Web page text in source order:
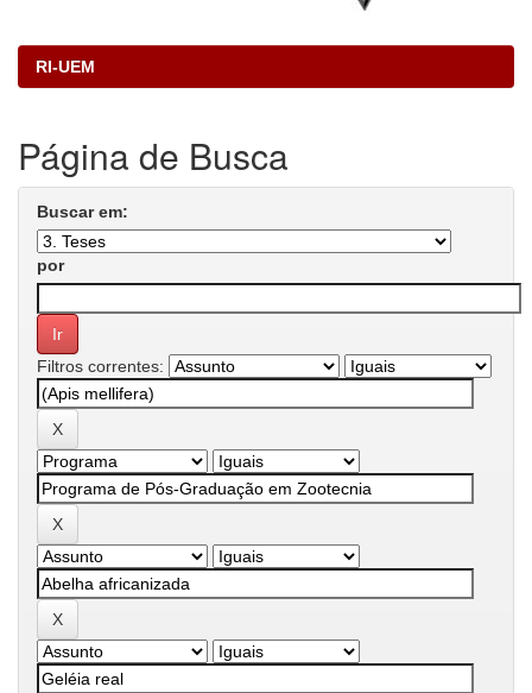
RI-UEM
Página de Busca
Buscar em:
por
Filtros correntes: